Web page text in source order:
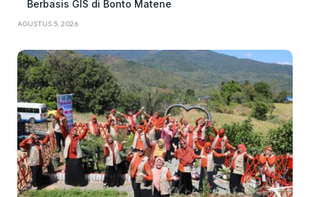
Berbasis GIS di Bonto Matene
AGUSTUS 5, 2026